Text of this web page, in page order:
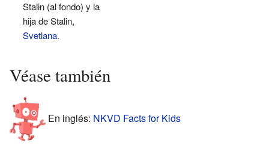
Stalin (al fondo) y la
hija de Stalin,
Svetlana.
Véase también
En inglés: NKVD Facts for Kids